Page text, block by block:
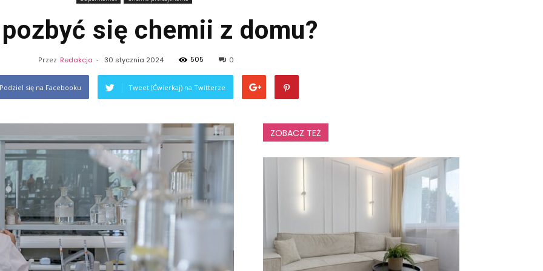
się chemii z domu?
Przez Redakcja - 30 stycznia 2024 505 0
się na Facebooku Tweet (Ćwierkaj) na Twitterze
ZOBACZ TEŻ